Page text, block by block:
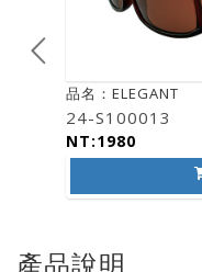
品名：ELEGANT
24-S100013
NT:1980
產品說明